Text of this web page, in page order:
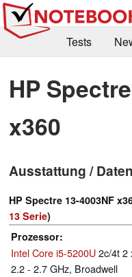
Tests
Kaufberatung
Deals
Forum
HP
x360
Ausstattung /
HP Spectre 13-4003NF
13 Serie)
Prozessor
Intel Core i5-5200U2c/4t 2
2.2 - 2.7 GHz, Broadwell